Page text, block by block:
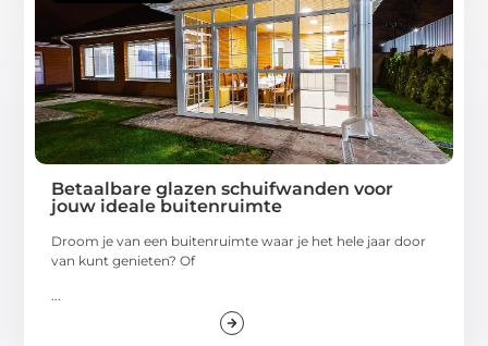
Betaalbare glazen schuifwanden voor
jouw ideale buitenruimte
Droom je van een buitenruimte waar je het hele jaar door
van kunt genieten? Of
...